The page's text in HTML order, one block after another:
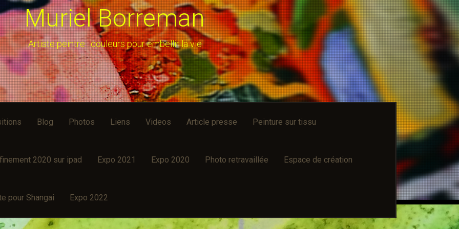
Muriel Borreman
Artiste peintre : couleurs pour embellir la vie
Blog Photos Liens Videos Article presse Peinture sur tissu
2020 sur ipad Expo 2021 Expo 2020 Photo retravaillée Espace de création
pour Shangai Expo 2022